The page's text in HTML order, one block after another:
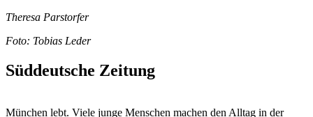
Theresa Parstorfer
Foto: Tobias Leder
Süddeutsche Zeitung
München lebt. Viele junge Menschen machen den Alltag in der